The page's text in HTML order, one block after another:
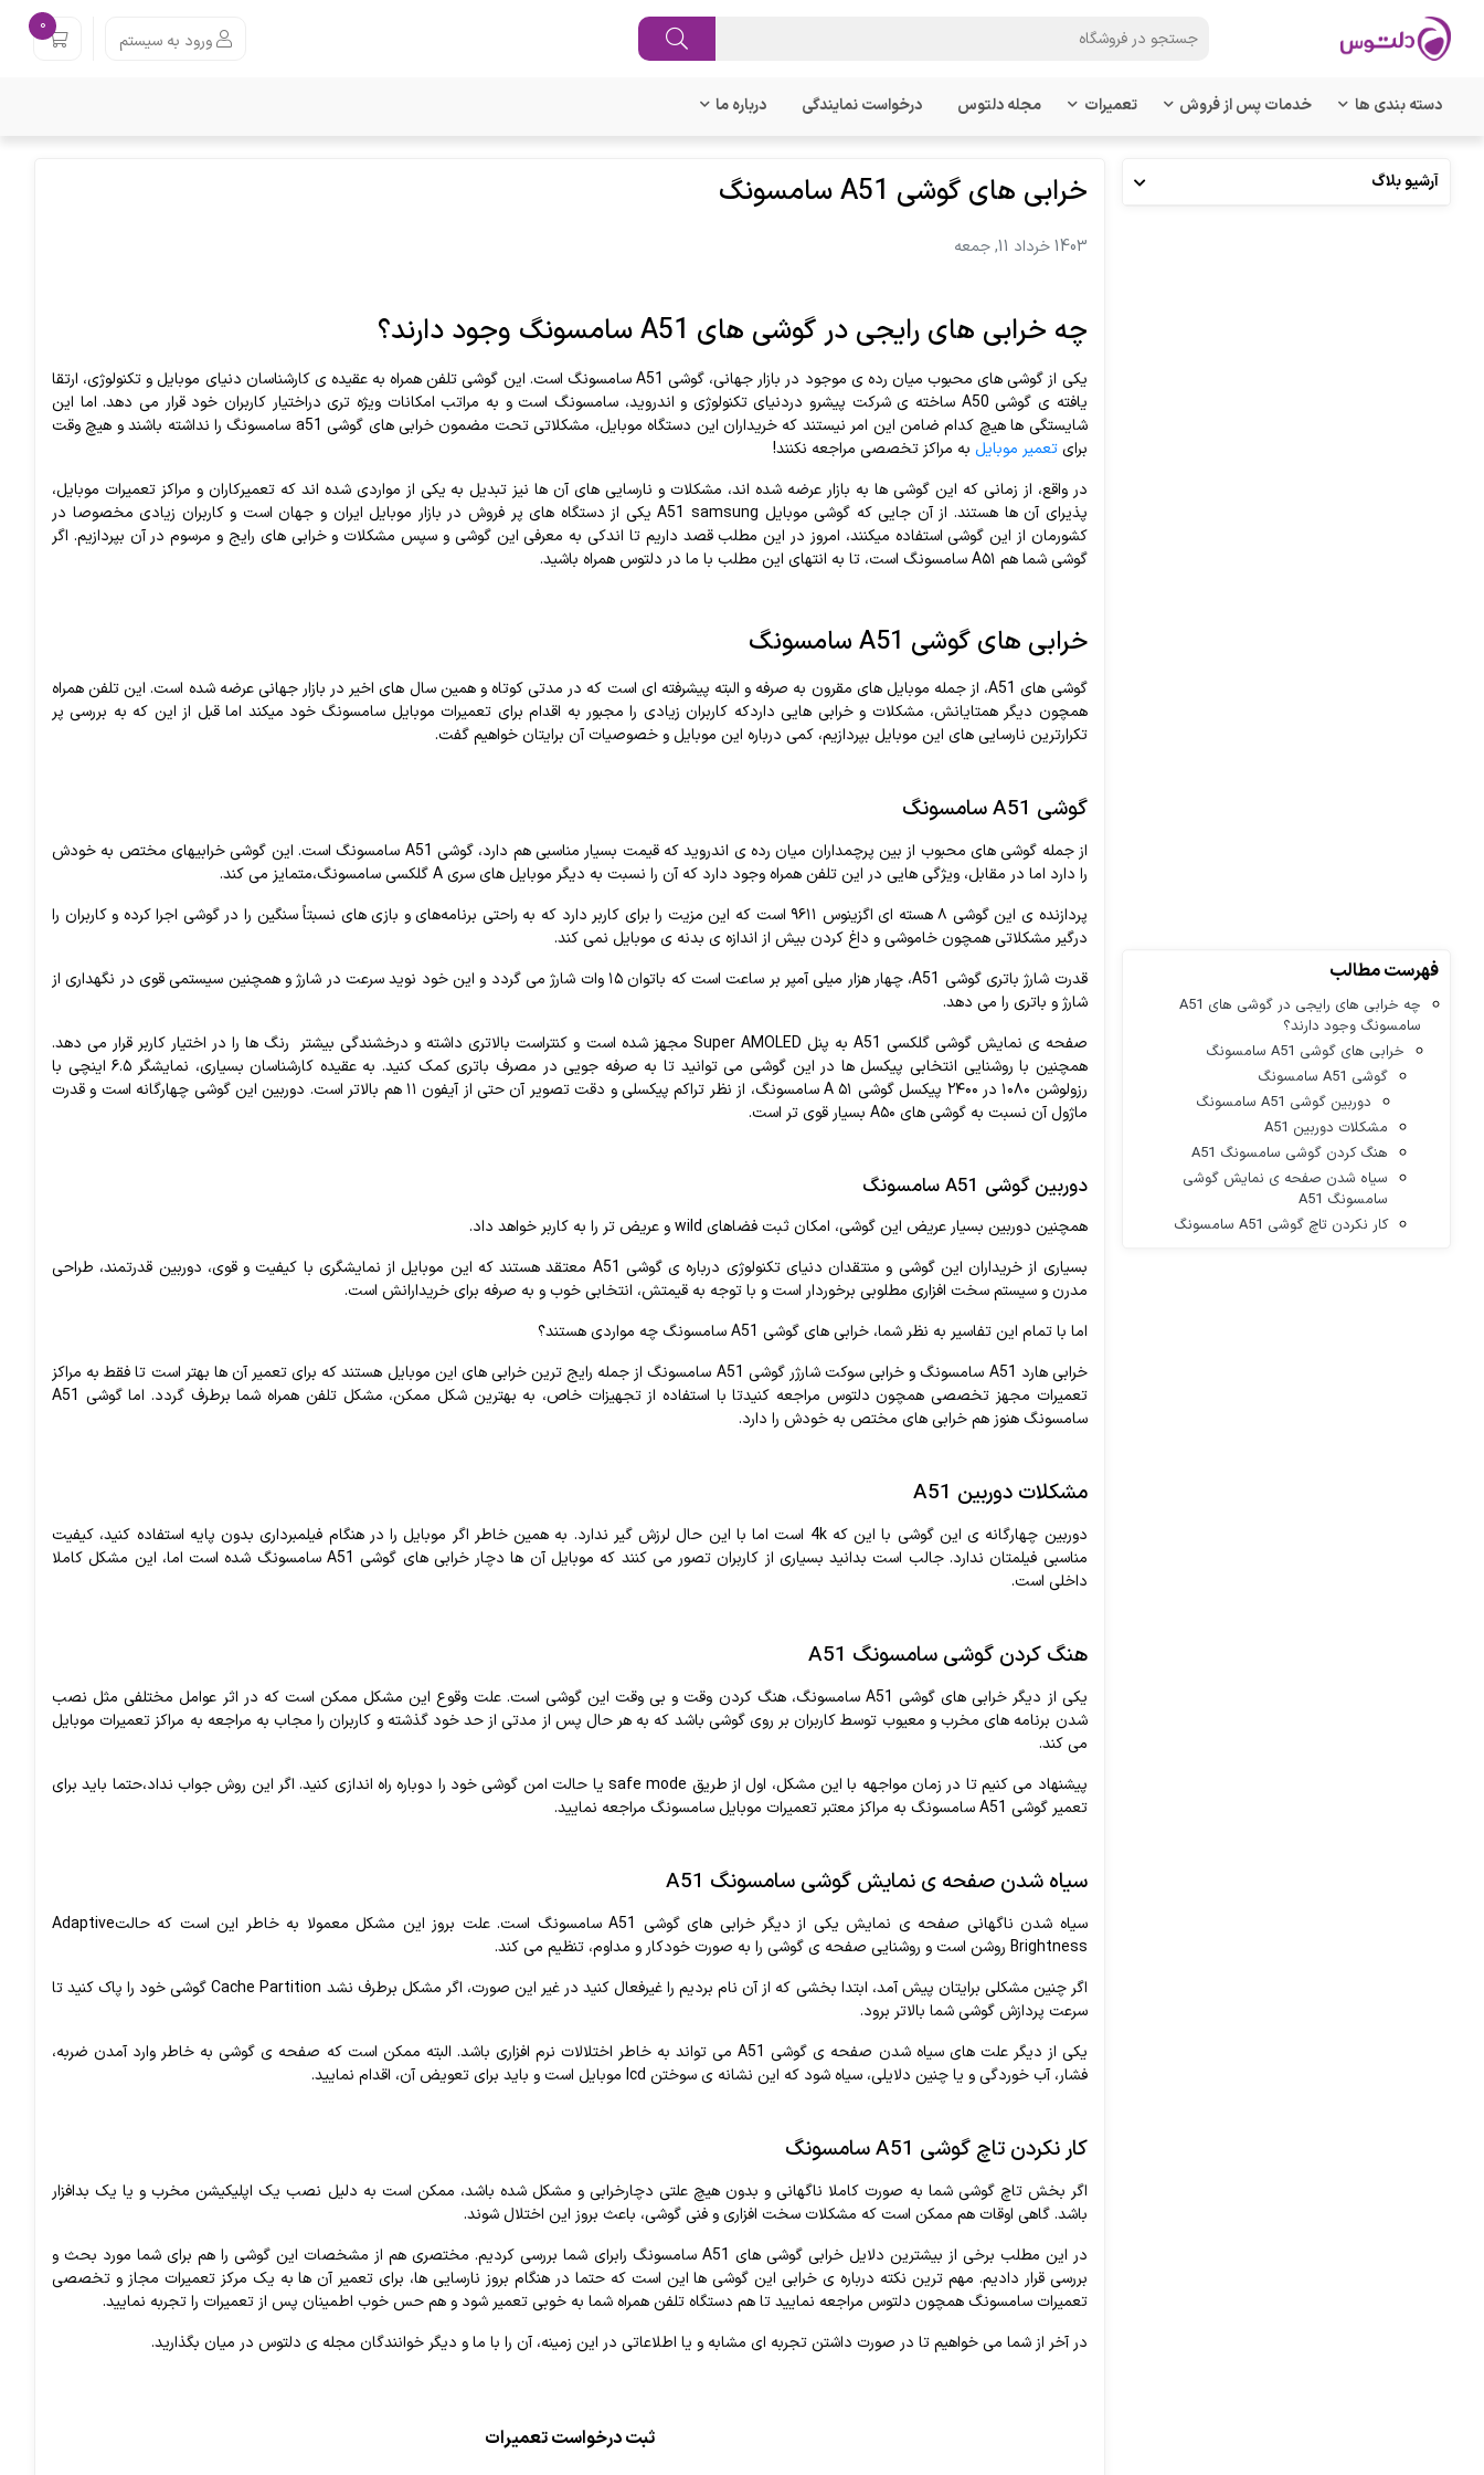
ورود به سیستم
0
دسته بندی ها خدمات پس از فروش تعمیرات مجله دلتوس درخواست نمایندگی درباره ما
آرشیو بلاگ
فهرست مطالب
چه خرابی های رایجی در گوشی های A51
سامسونگ وجود دارند؟
خرابی های گوشی A51 سامسونگ
گوشی A51 سامسونگ
دوربین گوشی A51 سامسونگ
مشکلات دوربین A51
هنگ کردن گوشی سامسونگ A51
سیاه شدن صفحه ی نمایش گوشی
سامسونگ A51
کار نکردن تاچ گوشی A51 سامسونگ
خرابی های گوشی A51 سامسونگ
1403 خرداد 11, جمعه
چه خرابی های رایجی درگوشی های سامسونگ وجود دارند؟
یکی از گوشی های محبوب میان رده ی موجود در بازار جهانی، گوشی سامسونگ است. این گوشی تلفن همراه به عقیده ی کارشناسان دنیای موبایل و تکنولوژی، ارتقا
یافته ی گوشی ساخته ی شرکت پیشرو دردنیای تکنولوژی و اندروید، سامسونگ است و به مراتب امکانات ویژه تری دراختیار کاربران خود قرار می دهد. اما این
شایستگی ها هیچ کدام ضامن این امر نیستند که خریداران این دستگاه موبایل، مشکلاتی تحت مضمونخرابی های گوشی سامسونگ را نداشته باشند و هیچ وقت
برایتعمیر موبایل به مراکز تخصصی مراجعه نکنند!
در واقع، از زمانی که این گوشی ها به بازار عرضه شده اند، مشکلات و نارسایی های آن ها نیز تبدیل به یکی از مواردی شده اند که تعمیرکاران و مراکز تعمیرات موبایل،
پذیرای آن ها هستند. از آن جایی که گوشی موبایل A51 samsung یکی از دستگاه های پر فروش در بازار موبایل ایران و جهان است و کاربران زیادی مخصوصا در
کشورمان از این گوشی استفاده میکنند، امروز در این مطلب قصد داریم تا اندکی به معرفی این گوشی و سپس مشکلات و خرابی های رایج و مرسوم در آن بپردازیم. اگر
گوشی شما هم ۵۱ سامسونگ است، تا به انتهای این مطلب با ما در دلتوس همراه باشید.
خرابی های گوشی سامسونگ
گوشی هایA51 ، از جمله موبایل های مقرون به صرفه و البته پیشرفته ای است که در مدتی کوتاه و همین سال های اخیر در بازار جهانی عرضه شده است. این تلفن همراه
همچون دیگر همتایانش، مشکلات و خرابی هایی داردکه کاربران زیادی را مجبور به اقدام برای تعمیرات موبایل سامسونگ خود میکند اما قبل از این که به بررسی پر
تکرارترین نارسایی های این موبایل بپردازیم، کمی درباره این موبایل و خصوصیات آن برایتان خواهیم گفت.
گوشی سامسونگ
از جمله گوشی های محبوب از بین پرچمداران میان رده ی اندروید که قیمت بسیار مناسبی هم دارد، گوشی سامسونگ است. این گوشی خرابیهای مختص به خودش
را دارد اما در مقابل، ویژگی هایی در این تلفن همراهوجود دارد که آن را نسبت به دیگر موبایل های سریA گلکسی سامسونگ،متمایز می کند‌.
پردازنده ی این گوشی ۸ هسته‌ ای اگزینوس ۹۶۱۱ است که این مزیت را برای کاربر دارد که به راحتی برنامه‌های و بازی‌ های نسبتاً سنگین را درگوشی اجرا کرده و کاربران را
درگیر مشکلاتی همچون خاموشی و داغ کردن بیش از اندازه ی بدنه ی موبایل نمی کند.
قدرت شارژ باتری گوشی ، چهار هزار میلی آمپر بر ساعت است که باتوان ۱۵ وات شارژ می‌ گردد و این خود نوید سرعت در شارژ و همچنین سیستمی قوی در نگهداری از
شارژ و باتری را می دهد.
صفحه ی نمایش گوشی گلکسی به پنل مجهز شده است و کنتراست بالاتری داشته و درخشندگی بیشتر رنگ‌ ها را در اختیار کاربر قرار می دهد.
همچنین با روشنایی انتخابی پیکسل‌ ها در این گوشی می توانید تا به صرفه جویی در مصرف باتری کمک کنید. به عقیده کارشناسان بسیاری، نمایشگر ۶.۵ اینچی با
رزولوشن ۱۰۸۰ در ۲۴۰۰ پیکسل گوشی A ۵۱ سامسونگ، از نظر تراکم پیکسلی و دقت تصویر آن حتی از آیفون ۱۱ هم بالاتر است. دوربین این گوشی چهارگانه است و قدرت
ماژول آن نسبت به گوشی های ۵۰ بسیار قوی‌ تر است.
دوربین گوشی A51 سامسونگ
همچنین دوربین بسیار عریض این گوشی، امکان ثبت فضاهای عریض تر را به کاربر خواهد داد.
بسیاری از خریداران این گوشی و منتقدان دنیای تکنولوژی درباره ی گوشی A51 معتقد هستند که این موبایل از نمایشگری با کیفیت و قوی، دوربین قدرتمند، طراحی
مدرن و سیستم سخت افزاری مطلوبی برخوردار است و باتوجه به قیمتش، انتخابی خوب و به صرفه برای خریدارانش است.
اما با تمام این‌ تفاسیر به نظر شما، خرابی های گوشی سامسونگ چه مواردی هستند؟
خرابی هارد سامسونگ و خرابی سوکت شارژر گوشی سامسونگ از جمله رایج ترین خرابی های این موبایل هستند که برایتعمیر آن ها بهتر است تا فقط به مراکز
تعمیرات مجهز تخصصی همچون دلتوس مراجعه کنیدتا با استفاده از تجهیزات خاص، به بهترین شکل ممکن، مشکل تلفن همراه شما برطرف گردد. اما گوشی
سامسونگ هنوز هم خرابی های مختص به خودش را دارد.
مشکلات دوربین
دوربین چهارگانه ی این گوشی با این که 4k است اما با این حال لرزش گیر ندارد. به همین خاطر اگر موبایل را در هنگام فیلمبرداری بدون پایه استفاده کنید، کیفیت
مناسبی فیلمتان ندارد.جالب است بدانید بسیاری از کاربران تصور می کنند که موبایل آن ها دچار خرابی های گوشی سامسونگ شده است اما، این مشکل کاملا
داخلی است.
هنگ کردن گوشی سامسونگ
یکی از دیگر خرابی های گوشی سامسونگ، هنگ کردن وقت و بی وقت این گوشی است.علت وقوع این مشکل ممکن است که در اثر عوامل مختلفی مثل نصب
شدن برنامه های مخرب و معیوب توسط کاربران بر روی گوشی باشد که به هر حال پس از مدتی از حدخود گذشته و کاربران را مجاب به مراجعه به مراکز تعمیرات موبایل
می کند.
پیشنهاد می‌ کنیم تا در زمان مواجهه با این مشکل، اول از طریق یا حالت امن گوشی خود را دوباره راه اندازی کنید. اگر این روش جواب نداد،حتما باید برای
تعمیر گوشی سامسونگ به مراکز معتبر تعمیرات موبایلسامسونگ مراجعه نمایید.
سیاه شدن صفحه ی نمایش گوشی سامسونگ
سیاه شدن ناگهانی صفحه ی نمایش یکی از دیگر خرابی های گوشی سامسونگ است.علت بروز این مشکل معمولا به خاطر این است که حالتAdaptive
Brightness روشن است و روشنایی صفحه ی گوشی را به صورت خودکار و مداوم، تنظیم می کند.
اگر چنین مشکلی برایتان پیش آمد، ابتدا بخشی که از آن نام بردیم راغیرفعال کنید در غیر این صورت، اگر مشکل برطرف نشد گوشی خود را پاک کنیدتا
سرعت پردازش گوشی شما بالاتر برود.
یکی از دیگر علت های سیاه شدن صفحه ی گوشی می تواند به خاطر اختلالات نرم افزاری باشد. البته ممکن است که صفحه ی گوشی به خاطر وارد آمدن ضربه،
فشار، آب خوردگی و یا چنین دلایلی، سیاه شود که این نشانه ی سوختن موبایل است و باید برای تعویض آن، اقدام نمایید.
کارنکردن تاچ گوشی سامسونگ
اگر بخش تاچ گوشی شما به صورت کاملا ناگهانی و بدون هیچ علتی دچارخرابی و مشکل شده باشد، ممکن است به دلیل نصب یک اپلیکیشن مخرب و یا یک بدافزار
باشد.گاهی اوقات هم ممکن است که مشکلات سخت افزاری وفنی گوشی، باعث بروز این اختلال شوند‌‌.
در این مطلب برخی از بیشترین دلایل خرابی گوشی های سامسونگ رابرای شما بررسی کردیم. مختصری هم از مشخصات این گوشی را هم برای شما مورد بحث و
بررسی قرار دادیم. مهم ترین نکته درباره ی خرابی این گوشی ها این است که حتما در هنگام بروز نارسایی ها، برای تعمیر آن ها به یک مرکز تعمیرات مجاز و تخصصی
تعمیرات سامسونگ همچون دلتوس مراجعه نمایید تا هم دستگاه تلفن همراه شما به خوبی تعمیر شود و هم حسخوب اطمینان پس از تعمیرات را تجربه نمایید‌.
در آخر از شما می خواهیم تا در صورت داشتن تجربه ای مشابه و یا اطلاعاتی در این زمینه، آن را با ما و دیگر خوانندگان مجله ی دلتوس در میان بگذارید.
ثبت درخواست تعمیرات